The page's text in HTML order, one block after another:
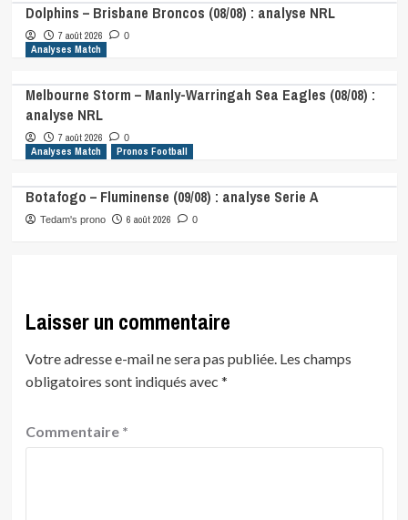
Dolphins – Brisbane Broncos (08/08) : analyse NRL
7 août 2026 0
Analyses Match
Melbourne Storm – Manly-Warringah Sea Eagles (08/08) :
analyse NRL
7 août 2026 0
Analyses Match Pronos Football
Botafogo – Fluminense (09/08) : analyse Serie A
Tedam's prono 6 août 2026 0
Laisser un commentaire
Votre adresse e-mail ne sera pas publiée. Les champs
obligatoires sont indiqués avec *
Commentaire *